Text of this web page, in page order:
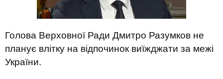
Голова Верховної Ради Дмитро Разумков не
планує влітку на відпочинок виїжджати за межі
України.